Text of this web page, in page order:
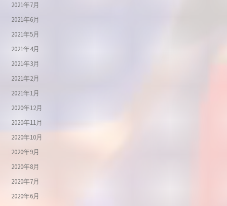
2021年7月
2021年6月
2021年5月
2021年4月
2021年3月
2021年2月
2021年1月
2020年12月
2020年11月
2020年10月
2020年9月
2020年8月
2020年7月
2020年6月